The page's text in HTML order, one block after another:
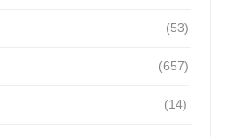
(53)
(657)
(14)